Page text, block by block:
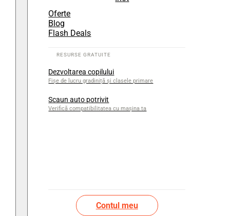
Oferte
Blog
Flash Deals
Dezvoltarea copilului
Fișe de lucru gradiniță și clasele primare
Scaun auto potrivit
Verifică compatibilitatea cu mașina ta
Contul meu